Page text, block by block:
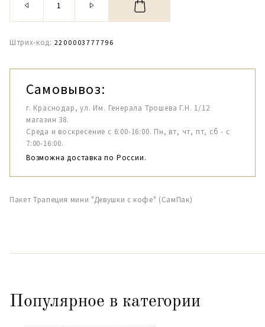
Штрих-код: 2200003777796
Самовывоз:
г. Краснодар, ул. Им. Генерала Трошева Г.Н. 1/12
магазин 38.
Среда и воскресение с 6:00-16:00. Пн, вт, чт, пт, сб - с
7:00-16:00.
Возможна доставка по России.
Пакет Трапеция мини "Девушки с кофе" (СамПак)
Популярное в категории